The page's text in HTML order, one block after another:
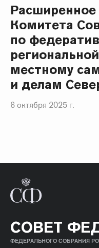
Расширенное
Комитета
по
местному
и делам
6 октября 2025 г.
СОВЕТ
ФЕДЕРАЛЬНОГО СОБРАНИЯ